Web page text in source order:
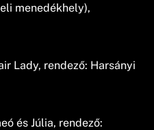
menedékhely),
Lady, rendező: Harsányi
és Júlia, rendező: